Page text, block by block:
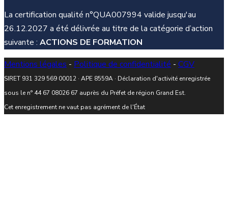
La certification qualité n°QUA007994 valide jusqu'au
26.12.2027 a été délivrée au titre de la catégorie d’action
suivante : ACTIONS DE FORMATION
Mentions légales - Politique de confidentialité - CGV
SIRET 931 329 569 00012 · APE 8559A · Déclaration d'activité enregistrée
sous le n° 44 67 08026 67 auprès du Préfet de région Grand Est.
Cet enregistrement ne vaut pas agrément de l'État